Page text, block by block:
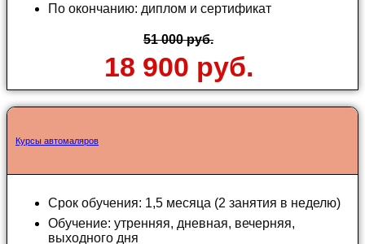
По окончанию: диплом и сертификат
51 000 руб.
18 900 руб.
Курсы автомаляров
Срок обучения: 1,5 месяца (2 занятия в неделю)
Обучение: утренняя, дневная, вечерняя,
выходного дня